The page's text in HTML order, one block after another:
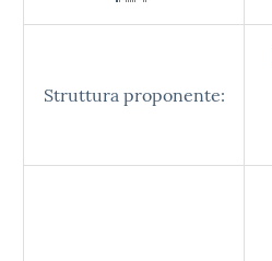
Struttura proponente: